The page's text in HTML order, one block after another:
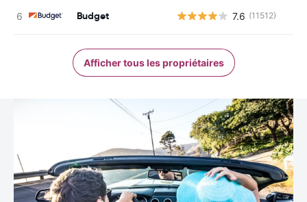
Budget 7.6 (11512)
Afficher tous les propriétaires